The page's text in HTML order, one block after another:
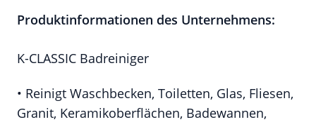
Produktinformationen des Unternehmens:
K-CLASSIC Badreiniger
• Reinigt Waschbecken, Toiletten, Glas, Fliesen,
Granit, Keramikoberflächen, Badewannen,